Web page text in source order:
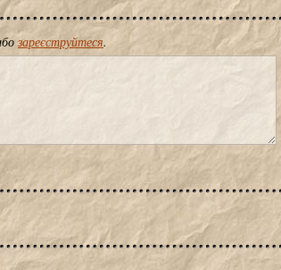
зареєструйтеся.